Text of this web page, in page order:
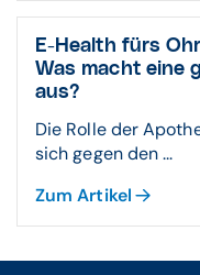
E-Health fürs
Was macht eine
aus?
Die Rolle der
sich gegen den ...
Zum Artikel